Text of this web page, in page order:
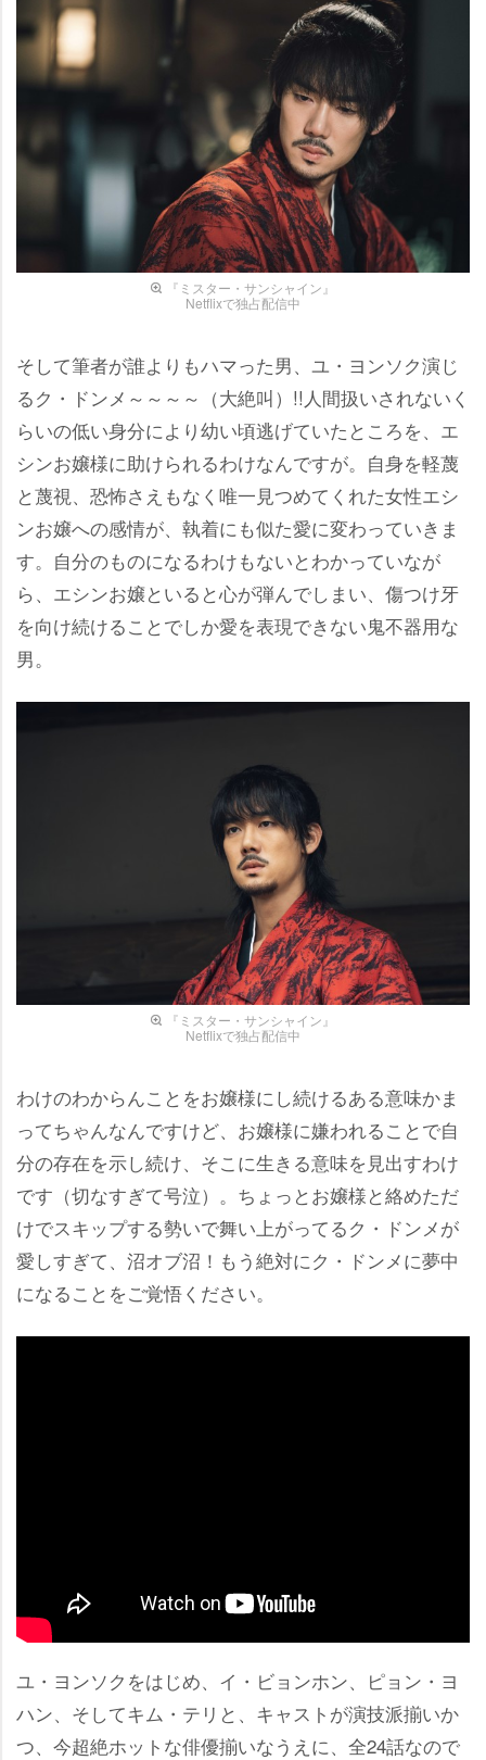
『ミスター・サンシャイン』
Netflixで独占配信中
そして筆者が誰よりもハマった男、ユ・ヨンソク演じ
るク・ドンメ～～～～（大絶叫）!!人間扱いされないく
らいの低い身分により幼い頃逃げていたところを、エ
シンお嬢様に助けられるわけなんですが。自身を軽蔑
と蔑視、恐怖さえもなく唯一見つめてくれた女性エシ
ンお嬢への感情が、執着にも似た愛に変わっていきま
す。自分のものになるわけもないとわかっていなが
ら、エシンお嬢といると心が弾んでしまい、傷つけ牙
を向け続けることでしか愛を表現できない鬼不器用な
男。
『ミスター・サンシャイン』
Netflixで独占配信中
わけのわからんことをお嬢様にし続けるある意味かま
ってちゃんなんですけど、お嬢様に嫌われることで自
分の存在を示し続け、そこに生きる意味を見出すわけ
です（切なすぎて号泣）。ちょっとお嬢様と絡めただ
けでスキップする勢いで舞い上がってるク・ドンメが
愛しすぎて、沼オブ沼！もう絶対にク・ドンメに夢中
になることをご覚悟ください。
ユ・ヨンソクをはじめ、イ・ビョンホン、ピョン・ヨ
ハン、そしてキム・テリと、キャストが演技派揃いか
つ、今超絶ホットな俳優揃いなうえに、全24話なので